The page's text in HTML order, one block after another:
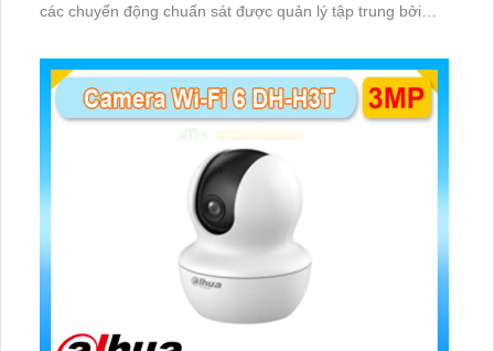
các chuyển động chuẩn sát được quản lý tập trung bởi